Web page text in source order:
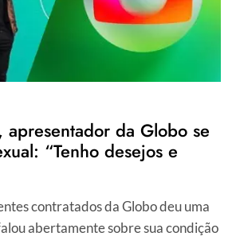
apresentador da Globo se
“Tenho desejos e
contratados da Globo deu uma
abertamente sobre sua condição